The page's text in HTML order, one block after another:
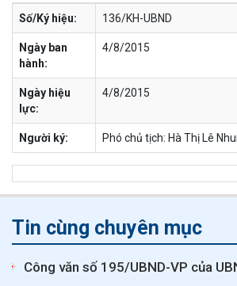
Số/Ký hiệu: 136/KH-UBND
Ngày ban
hành:
4/8/2015
Ngày hiệu
lực:
4/8/2015
Người ký: Phó chủ tịch: Hà Thị Lê
Tin cùng chuyên mục
Công văn số 195/UBND-VP của